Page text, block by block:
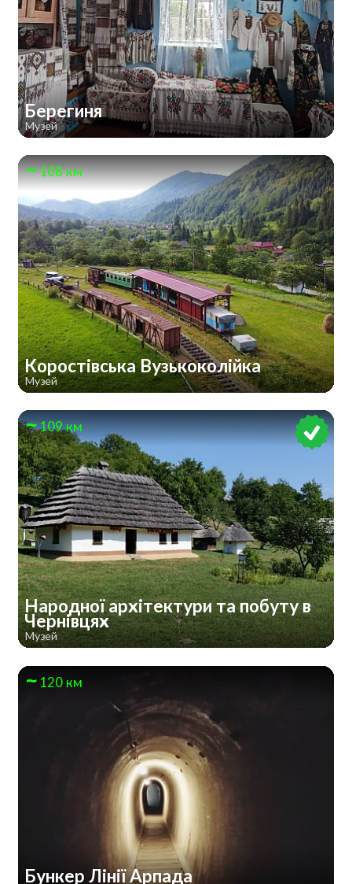
Берегиня
Музей
108 км
Коростівська Вузькоколійка
Музей
109 км
Народної архітектури та побуту в
Чернівцях
Музей
120 км
Бункер Лінії Арпада